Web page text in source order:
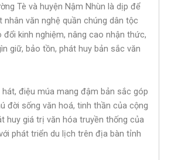
Tè và huyện Nậm Nhùn là dịp để
nhân văn nghệ quần chúng dân tộc
đổi kinh nghiệm, nâng cao nhận thức,
giữ, bảo tồn, phát huy bản sắc văn
hát, điệu múa mang đậm bản sắc góp
đời sống văn hoá, tinh thần của cộng
huy giá trị văn hóa truyền thống của
phát triển du lịch trên địa bàn tỉnh